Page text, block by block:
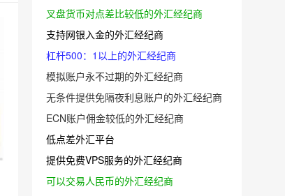
叉盘货币对点差比较低的外汇经纪商
支持网银入金的外汇经纪商
杠杆500：1以上的外汇经纪商
模拟账户永不过期的外汇经纪商
无条件提供免隔夜利息账户的外汇经纪商
ECN账户佣金较低的外汇经纪商
低点差外汇平台
提供免费VPS服务的外汇经纪商
可以交易人民币的外汇经纪商